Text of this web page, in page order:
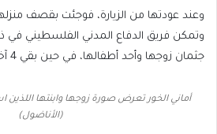
وعند عودتها من الزيارة، فوجئت بقصف منزلها
وتمكن فريق الدفاع المدني الفلسطيني في
جثمان زوجها وأحد أطفالها، في حين بقي 4 آخرون تحت الأنقاض.
أماني الخور تعرض صورة زوجها وابنتها اللذين
(الأناضول)